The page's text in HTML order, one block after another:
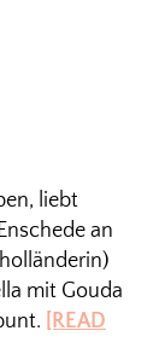
liebt
an
mit Gouda
[READ